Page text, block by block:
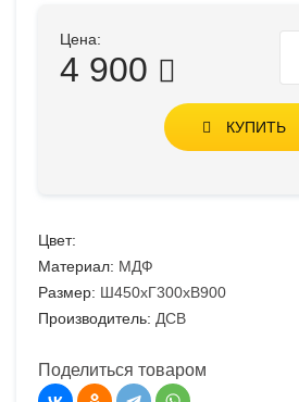
Цена:
4 900
КУПИТЬ
Цвет:
Материал: МДФ
Размер: Ш450хГ300хВ900
Производитель: ДСВ
Поделиться товаром